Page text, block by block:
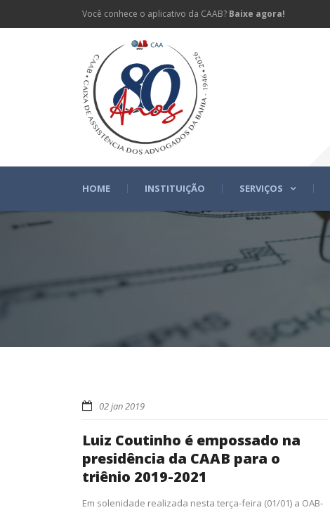
Você conhece o aplicativo da CAAB? Baixe agora!
HOME INSTITUIÇÃO SERVIÇOS
02 jan 2019
Luiz Coutinho é empossado na
presidência da CAAB para o
triênio 2019-2021
Em solenidade realizada nesta terça-feira (01/01) a OAB-